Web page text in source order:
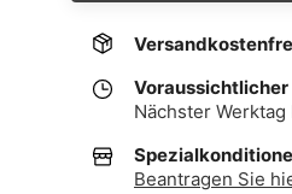
Nächster
Beantragen Sie